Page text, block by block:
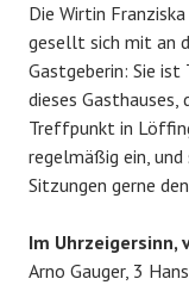
Die Wirtin
gesellt sich mit an
Gastgeberin: Sie ist
dieses
Treffpunkt in
regelmäßig ein,
Sitzungen gerne
Im Uhrzeigersinn,
Arno Gauger, 3